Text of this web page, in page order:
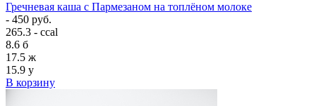
Гречневая каша с Пармезаном на топлёном молоке
- 450 руб.
265.3 - ccal
8.6 б
17.5 ж
15.9 у
В корзину